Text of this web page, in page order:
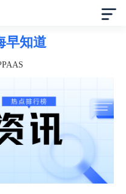
早知道